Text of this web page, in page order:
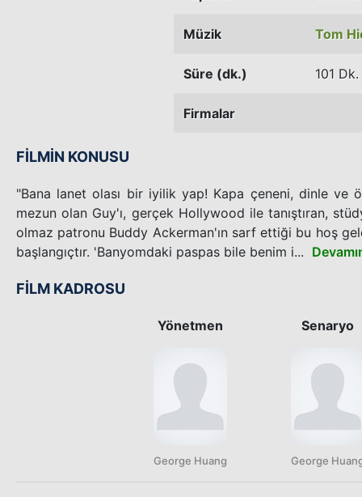
Müzik Tom
Süre (dk.) 101 Dk.
Firmalar
FİLMİN KONUSU
"Bana lanet olası bir iyilik yap! Kapa çeneni, dinle ve
mezun olan Guy'ı, gerçek Hollywood ile tanıştıran,
olmaz patronu Buddy Ackerman'ın sarf ettiği bu hoş
başlangıçtır. 'Banyomdaki paspas bile benim i...
FİLM KADROSU
Yönetmen
George Huang
Senaryo
George